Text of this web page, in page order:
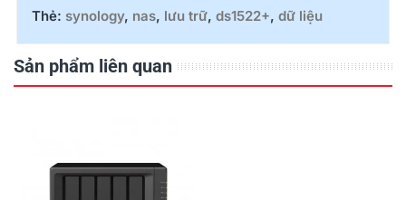
Thẻ: synology, nas, lưu trữ, ds1522+, dữ liệu
Sản phẩm liên quan